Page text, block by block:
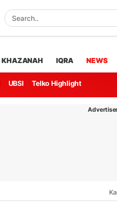
KHAZANAH IQRA NEWS
UBSI Telko Highlight